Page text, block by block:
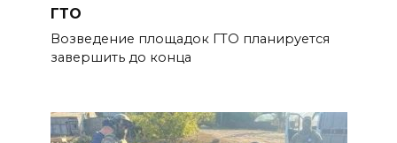
ГТО
Возведение площадок ГТО планируется
завершить до конца